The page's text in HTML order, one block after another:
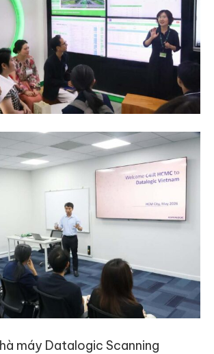
máy Datalogic Scanning